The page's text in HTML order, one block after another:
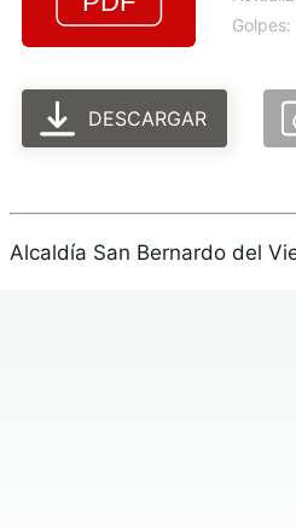
Golpes:
DESCARGAR
Alcaldía San Bernardo del